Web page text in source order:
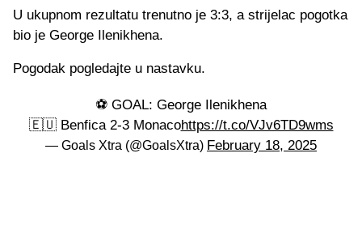
U ukupnom rezultatu trenutno je 3:3, a strijelac pogotka
bio je George Ilenikhena.
Pogodak pogledajte u nastavku.
⚽️ GOAL: George Ilenikhena
🇪🇺 Benfica 2-3 Monacohttps://t.co/VJv6TD9wms
— Goals Xtra (@GoalsXtra) February 18, 2025